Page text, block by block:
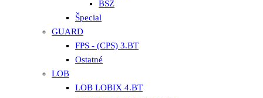
BSZ
Špecial
GUARD
FPS - (CPS) 3.BT
Ostatné
LOB
LOB LOBIX 4.BT